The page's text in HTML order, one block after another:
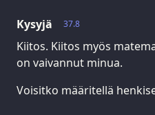
37.8
Kysyjä
Kiitos. Kiitos myös
on vaivannut minua.
Voisitko määritellä